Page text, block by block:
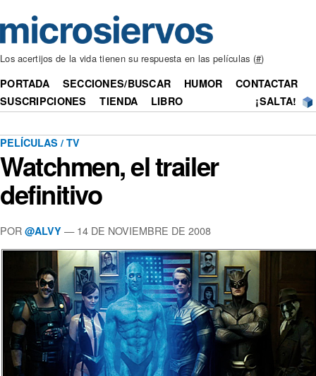
Los acertijos de la vida tienen su respuesta en las películas (#)
PORTADA SECCIONES/BUSCAR HUMOR
CONTACTAR
SUSCRIPCIONES
TIENDA LIBRO ¡SALTA!
PELÍCULAS / TV
Watchmen, el trailer
definitivo
POR @ALVY — 14 DE NOVIEMBRE DE 2008